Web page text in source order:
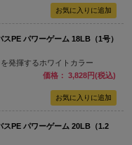
スPE パワーゲーム 18LB（1号）
発揮するホワイトカラー
価格： 3,828円(税込)
スPE パワーゲーム 20LB（1.2